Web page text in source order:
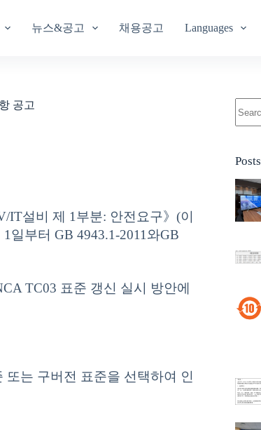
뉴스&공고 채용공고 Languages
공고
IT설비 제 1부분: 안전요구》(이
일부터 GB 4943.1-2011와GB
TC03 표준 갱신 실시 방안에
는 구버전 표준을 선택하여 인
Posts